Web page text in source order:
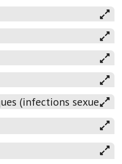
(infections